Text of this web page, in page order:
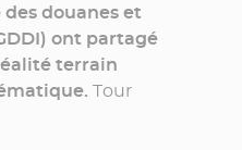
douanes et
ont partagé
terrain
Tour